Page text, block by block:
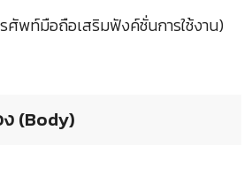
ศัพท์มือถือเสริมฟังค์ชั่นการใช้งาน)
(Body)